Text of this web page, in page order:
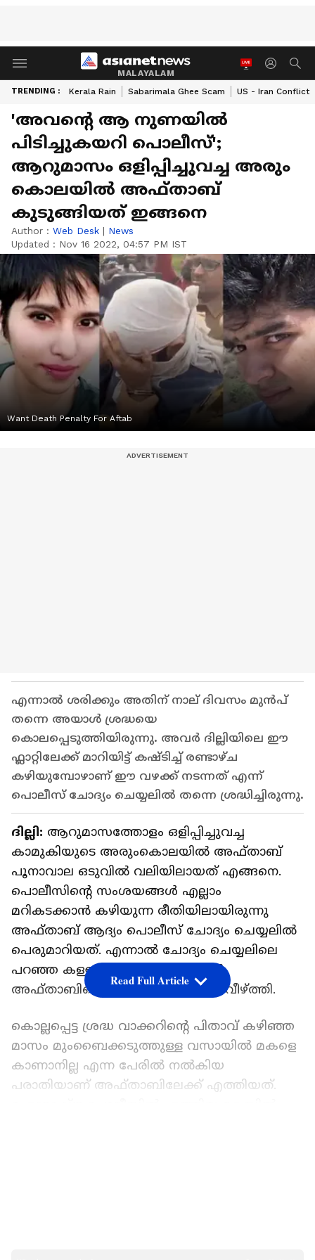
MALAYALAM
TRENDING : Kerala Rain Sabarimala Ghee Scam US - Iran Conflict
'അവന്‍റെ ആ നുണയില്‍
പിടിച്ചുകയറി പൊലീസ്';
ആറുമാസം ഒളിപ്പിച്ചുവച്ച അരും
കൊലയില്‍ അഫ്താബ്
കുടുങ്ങിയത് ഇങ്ങനെ
Author : Web Desk | News
Updated : Nov 16 2022, 04:57 PM IST
Want Death Penalty For Aftab
എന്നാല്‍ ശരിക്കും അതിന് നാല് ദിവസം മുന്‍പ്
തന്നെ അയാൾ ശ്രദ്ധയെ
കൊലപ്പെടുത്തിയിരുന്നു. അവർ ദില്ലിയിലെ ഈ
ഫ്ലാറ്റിലേക്ക് മാറിയിട്ട് കഷ്ടിച്ച് രണ്ടാഴ്ച
കഴിയുമ്പോഴാണ് ഈ വഴക്ക് നടന്നത് എന്ന്
പൊലീസ് ചോദ്യം ചെയ്യലില്‍ തന്നെ ശ്രദ്ധിച്ചിരുന്നു.
ദില്ലി: ആറുമാസത്തോളം ഒളിപ്പിച്ചുവച്ച
കാമുകിയുടെ അരുംകൊലയില്‍ അഫ്താബ്
പൂനാവാല ഒടുവില്‍ വലിയിലായത് എങ്ങനെ.
പൊലീസിന്‍റെ സംശയങ്ങള്‍ എല്ലാം
മറികടക്കാന്‍ കഴിയുന്ന രീതിയിലായിരുന്നു
അഫ്താബ് ആദ്യം പൊലീസ് ചോദ്യം ചെയ്യലില്‍
പെരുമാറിയത്. എന്നാല്‍ ചോദ്യം ചെയ്യലിലെ
പറഞ്ഞ കള്ളങ്ങള്‍ തന്നെ ഒടുവില്‍
അഫ്താബിന്‍റെ കൈയ്യില്‍ വിലങ്ങ് വീഴ്ത്തി.
കൊല്ലപ്പെട്ട ശ്രദ്ധ വാക്കറിന്റെ പിതാവ് കഴിഞ്ഞ
മാസം മുംബൈക്കടുത്തുള്ള വസായിൽ മകളെ
കാണാനില്ല എന്ന പേരില്‍ നല്‍കിയ
പരാതിയാണ് അഫ്താബിലേക്ക് എത്തിയത്.
Read Full Article